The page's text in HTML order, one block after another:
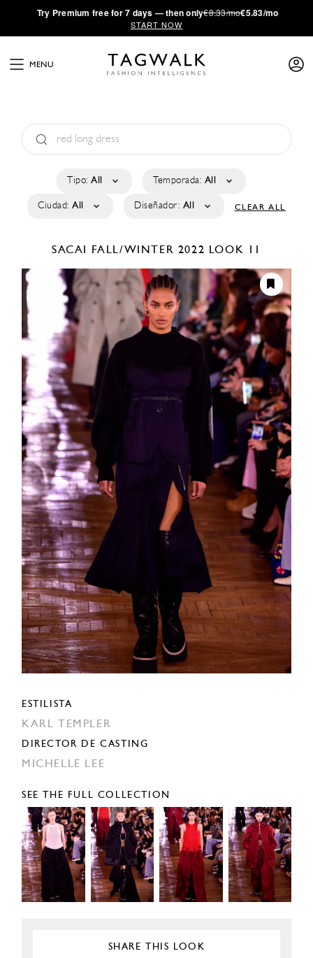
·Try Premium free for 7 days — then only€8.33/mo€5.83/mo
START NOW
MENU
Tipo: All Temporada: All
Ciudad: All Diseñador: All CLEAR ALL
SACAI FALL/WINTER 2022 LOOK 11
ESTILISTA
KARL TEMPLER
DIRECTOR DE CASTING
MICHELLE LEE
SEE THE FULL COLLECTION
SHARE THIS LOOK